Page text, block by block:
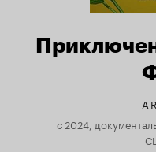
A
с 2024,